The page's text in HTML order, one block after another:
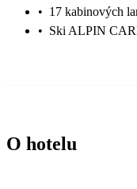
• 17 kabinových
• Ski ALPIN
O hotelu